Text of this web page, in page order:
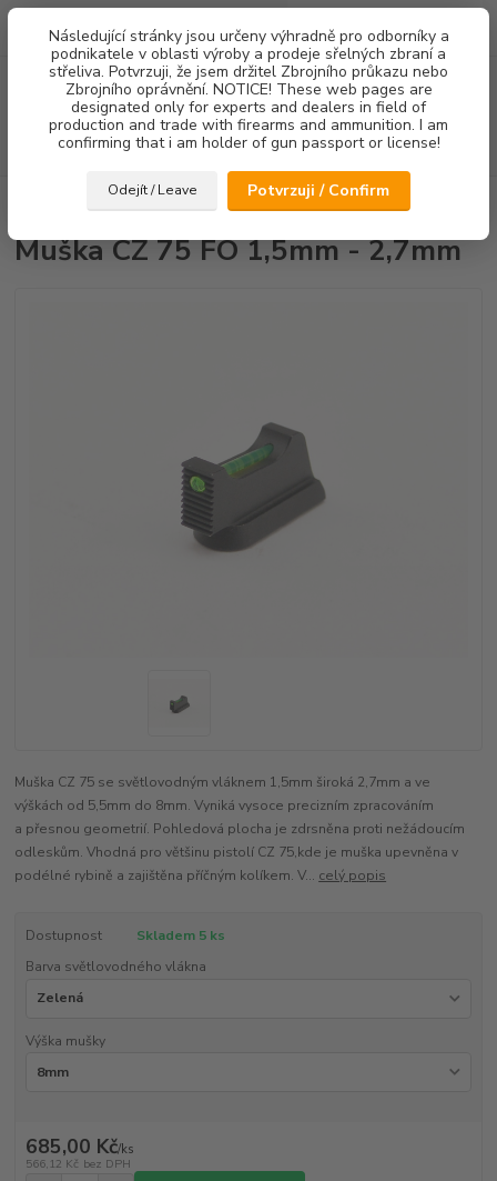
Následující stránky jsou určeny výhradně pro odborníky a
podnikatele v oblasti výroby a prodeje sřelných zbraní a
střeliva. Potvrzuji, že jsem držitel Zbrojního průkazu nebo
Zbrojního oprávnění. NOTICE! These web pages are
designated only for experts and dealers in field of
production and trade with firearms and ammunition. I am
confirming that i am holder of gun passport or license!
Odejít / Leave Potvrzuji / Confirm
Menu
Hledat
za0,00 Kč
Muška CZ 75 FO 1,5mm - 2,7mm
Muška CZ 75 FO 1,5mm - 2,7mm
Muška CZ 75 se světlovodným vláknem 1,5mm široká 2,7mm a ve
výškách od 5,5mm do 8mm. Vyniká vysoce precizním zpracováním
a přesnou geometrií. Pohledová plocha je zdrsněna proti nežádoucím
odleskům. Vhodná pro většinu pistolí CZ 75,kde je muška upevněna v
podélné rybině a zajištěna příčným kolíkem. V... celý popis
Dostupnost
Skladem 5 ks
Barva světlovodného vlákna
Výška mušky
685,00 Kč/ks
566,12 Kč bez DPH